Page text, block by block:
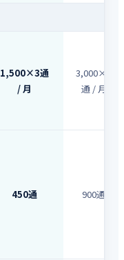
1,500×3通
/ 月
3,000×3
通 / 月
450通 900通